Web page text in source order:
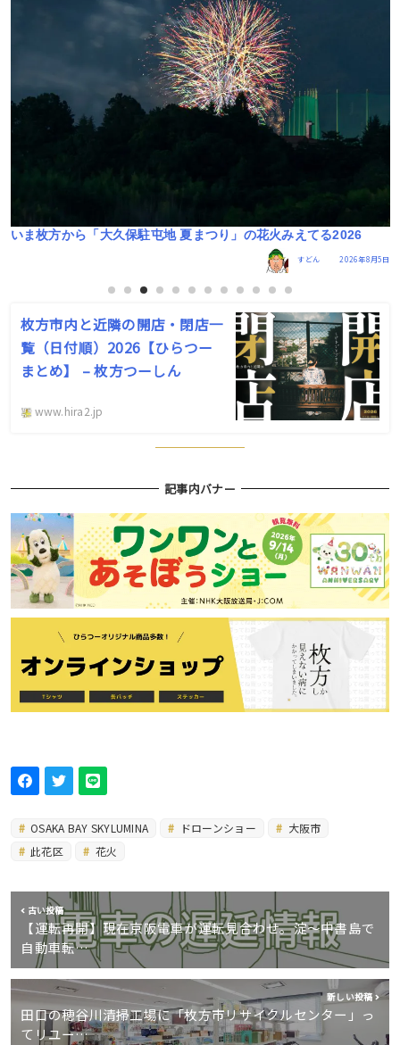
いま枚方から「大久保駐屯地 夏まつり」の花火みえてる2026
すどん 2026年8月5日
枚方市内と近隣の開店・閉店一
覧（日付順）2026【ひらつー
まとめ】 – 枚方つーしん
www.hira2.jp
記事内バナー
OSAKA BAY SKYLUMINA ドローンショー
大阪市
此花区
花火
古い投稿
【運転再開】現在京阪電車が運転見合わせ。淀～中書島で
自動車転…
新しい投稿
田口の穂谷川清掃工場に「枚方市リサイクルセンター」っ
てリユー…